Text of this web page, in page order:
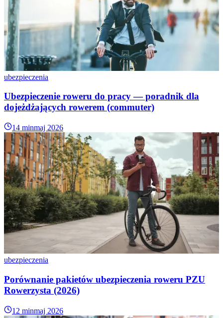
ubezpieczenia
Ubezpieczenie roweru do pracy — poradnik dla
dojeżdżających rowerem (commuter)
14 minmaj 2026
ubezpieczenia
Porównanie pakietów ubezpieczenia roweru PZU
Rowerzysta (2026)
12 minmaj 2026